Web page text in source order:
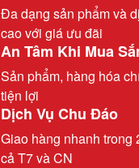
Đa dạng sản phẩm và
cao với giá ưu đãi
An Tâm Khi Mua
Sản phẩm, hàng hóa
tiện lợi
Dịch Vụ Chu Đáo
Giao hàng nhanh trong
cả T7 và CN